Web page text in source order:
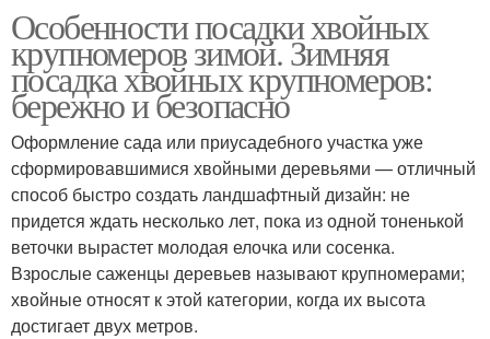
Особенности посадки хвойных
крупномеров зимой. Зимняя
посадка хвойных крупномеров:
бережно и безопасно
Оформление сада или приусадебного участка уже
сформировавшимися хвойными деревьями — отличный
способ быстро создать ландшафтный дизайн: не
придется ждать несколько лет, пока из одной тоненькой
веточки вырастет молодая елочка или сосенка.
Взрослые саженцы деревьев называют крупномерами;
хвойные относят к этой категории, когда их высота
достигает двух метров.